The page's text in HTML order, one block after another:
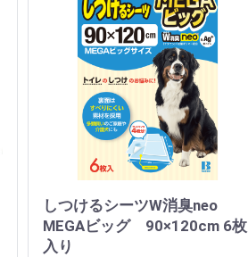
しつけるシーツW消臭neo
MEGAビッグ 90×120cm 6枚
入り